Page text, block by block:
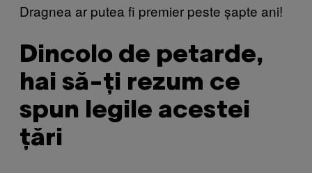
Dragnea ar putea fi premier peste șapte ani!
Dincolo de petarde,
hai să-ți rezum ce
spun legile acestei
țări